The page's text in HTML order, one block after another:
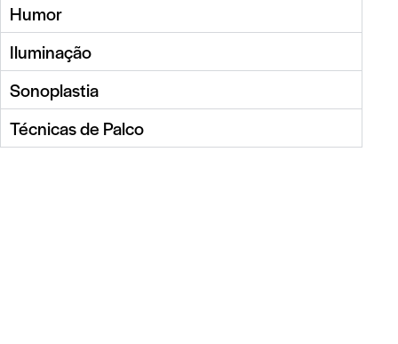
Humor
Iluminação
Sonoplastia
Técnicas de Palco